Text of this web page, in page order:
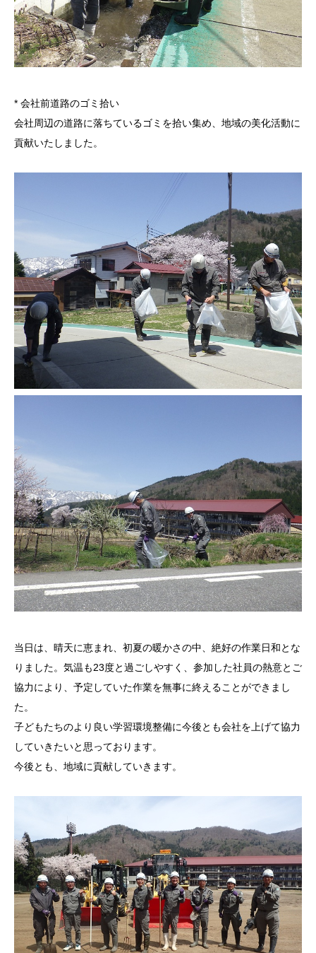
* 会社前道路のゴミ拾い
会社周辺の道路に落ちているゴミを拾い集め、地域の美化活動に
貢献いたしました。
当日は、晴天に恵まれ、初夏の暖かさの中、絶好の作業日和とな
りました。気温も23度と過ごしやすく、参加した社員の熱意とご
協力により、予定していた作業を無事に終えることができまし
た。
子どもたちのより良い学習環境整備に今後とも会社を上げて協力
していきたいと思っております。
今後とも、地域に貢献していきます。